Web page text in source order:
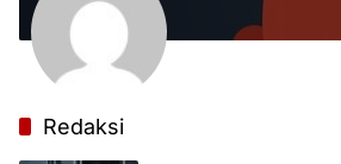
Redaksi